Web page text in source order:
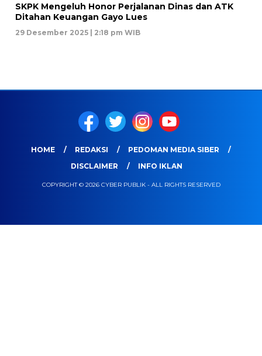
SKPK Mengeluh Honor Perjalanan Dinas dan ATK
Ditahan Keuangan Gayo Lues
29 Desember 2025 | 2:18 pm WIB
HOME REDAKSI
PEDOMAN MEDIA SIBER
DISCLAIMER
INFO IKLAN
COPYRIGHT © 2026 CYBER PUBLIK - ALL RIGHTS RESERVED